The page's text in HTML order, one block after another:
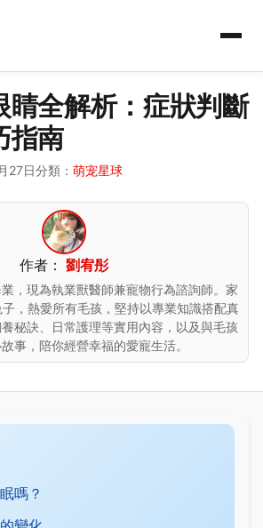
睛全解析：症狀判斷
指南
27日分類： 萌宠星球
作者： 劉宥彤
，現為執業獸醫師兼寵物行為諮詢師。家
，熱愛所有毛孩，堅持以專業知識搭配真
秘訣、日常護理等實用內容，以及與毛孩
事，陪你經營幸福的愛寵生活。
嗎？